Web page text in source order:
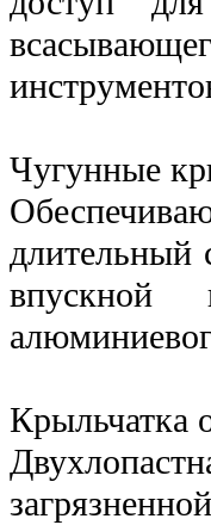
Чугунные
длительный
Крыльчатка